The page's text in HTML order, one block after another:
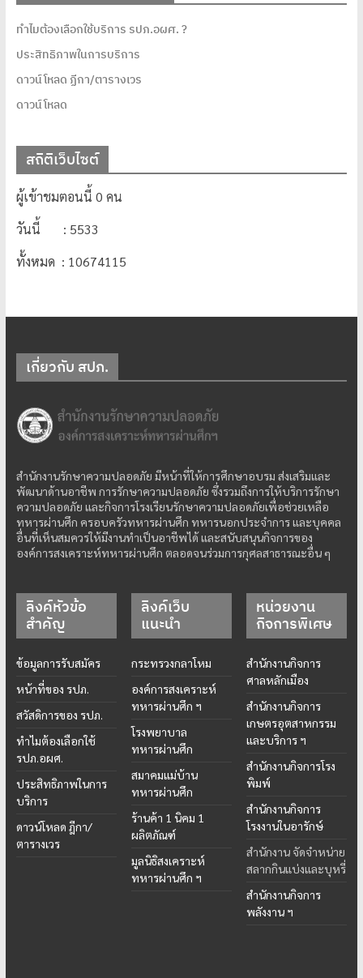
ทำไมต้องเลือกใช้บริการ รปภ.อผศ. ?
ประสิทธิภาพในการบริการ
ดาวน์โหลด ฏีกา/ตารางเวร
ดาวน์โหลด
สถิติเว็บไซต์
ผู้เข้าชมตอนนี้ 0 คน
วันนี้ : 5533
ทั้งหมด : 10674115
เกี่ยวกับ สปภ.
สำนักงานรักษาความปลอดภัย มีหน้าที่ให้การศึกษาอบรม ส่งเสริมและ
พัฒนาด้านอาชีพ การรักษาความปลอดภัย ซึ่งรวมถึงการให้บริการรักษา
ความปลอดภัย และกิจการโรงเรียนรักษาความปลอดภัยเพื่อช่วยเหลือ
ทหารผ่านศึก ครอบครัวทหารผ่านศึก ทหารนอกประจำการ และบุคคล
อื่นที่เห็นสมควรให้มีงานทำเป็นอาชีพได้ และสนับสนุนกิจการของ
องค์การสงเคราะห์ทหารผ่านศึก ตลอดจนร่วมการกุศลสาธารณะอื่น ๆ
ลิงค์หัวข้อ
สำคัญ
ข้อมูลการรับสมัคร
หน้าที่ของ รปภ.
สวัสดิการของ รปภ.
ทำไมต้องเลือกใช้
รปภ.อผศ.
ประสิทธิภาพในการ
บริการ
ดาวน์โหลด ฎีกา/
ตารางเวร
ลิงค์เว็บ
แนะนำ
กระทรวงกลาโหม
องค์การสงเคราะห์
ทหารผ่านศึก ฯ
โรงพยาบาล
ทหารผ่านศึก
สมาคมแม่บ้าน
ทหารผ่านศึก
ร้านค้า 1 นิคม 1
ผลิตภัณฑ์
มูลนิธิสงเคราะห์
ทหารผ่านศึก ฯ
หน่วยงาน
กิจการพิเศษ
สำนักงานกิจการ
ศาลหลักเมือง
สำนักงานกิจการ
เกษตรอุตสาหกรรม
และบริการ ฯ
สำนักงานกิจการโรง
พิมพ์
สำนักงานกิจการ
โรงงานในอารักษ์
สำนักงาน จัดจำหน่าย
สลากกินแบ่งและบุหรี่
สำนักงานกิจการ
พลังงาน ฯ